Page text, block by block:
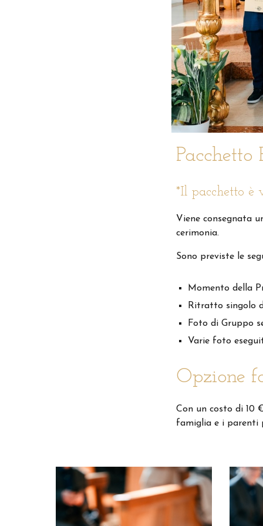
Pacchetto
*Il pacchetto è
Viene consegnata
cerimonia.
Sono previste le
Momento della
Ritratto singolo
Foto di Gruppo
Varie foto
Opzione
Con un costo di 10
famiglia e i parenti